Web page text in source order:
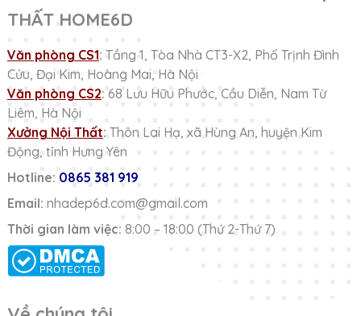
THẤT HOME6D
Văn phòng CS1: Tầng 1, Tòa Nhà CT3-X2, Phố Trịnh Đình
Cửu, Đại Kim, Hoàng Mai, Hà Nội
Văn phòng CS2: 68 Lưu Hữu Phước, Cầu Diễn, Nam Từ
Liêm, Hà Nội
Xưởng Nội Thất: Thôn Lai Hạ, xã Hùng An, huyện Kim
Động, tỉnh Hưng Yên
Hotline: 0865 381 919
Email: nhadep6d.com@gmail.com
Thời gian làm việc: 8:00 – 18:00 (Thứ 2-Thứ 7)